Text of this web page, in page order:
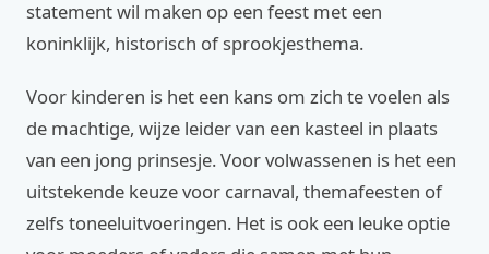
statement wil maken op een feest met een
koninklijk, historisch of sprookjesthema.
Voor kinderen is het een kans om zich te voelen als
de machtige, wijze leider van een kasteel in plaats
van een jong prinsesje. Voor volwassenen is het een
uitstekende keuze voor carnaval, themafeesten of
zelfs toneeluitvoeringen. Het is ook een leuke optie